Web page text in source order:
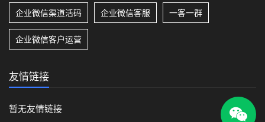
企业微信渠道活码 企业微信客服 一客一群
企业微信客户运营
友情链接
暂无友情链接